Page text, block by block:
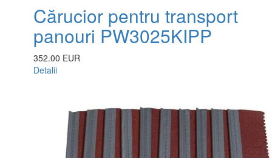
Cărucior pentru transport
panouri PW3025KIPP
352.00 EUR
Detalii